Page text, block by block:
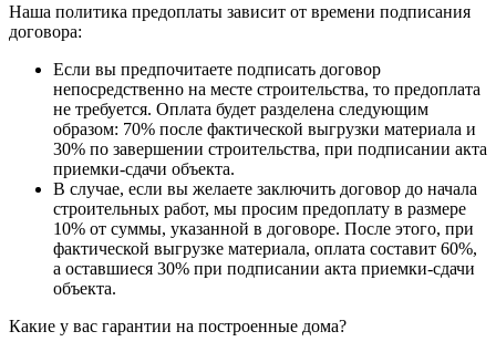
Наша политика предоплаты зависит от времени подписания
договора:
Если вы предпочитаете подписать договор
непосредственно на месте строительства, то предоплата
не требуется. Оплата будет разделена следующим
образом: 70% после фактической выгрузки материала и
30% по завершении строительства, при подписании акта
приемки-сдачи объекта.
В случае, если вы желаете заключить договор до начала
строительных работ, мы просим предоплату в размере
10% от суммы, указанной в договоре. После этого, при
фактической выгрузке материала, оплата составит 60%,
а оставшиеся 30% при подписании акта приемки-сдачи
объекта.
Какие у вас гарантии на построенные дома?